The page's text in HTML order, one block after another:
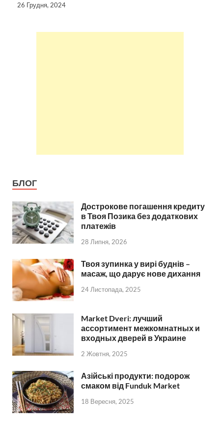
26 Грудня, 2024
БЛОГ
Дострокове погашення кредиту
в Твоя Позика без додаткових
платежів
28 Липня, 2026
Твоя зупинка у вирі буднів –
масаж, що дарує нове дихання
24 Листопада, 2025
Market Dveri: лучший
ассортимент межкомнатных и
входных дверей в Украине
2 Жовтня, 2025
Азійські продукти: подорож
смаком від Funduk Market
18 Вересня, 2025